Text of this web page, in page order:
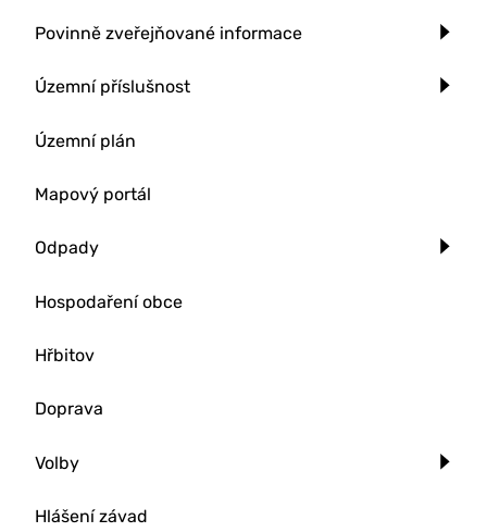
Povinně zveřejňované informace
Územní příslušnost
Územní plán
Mapový portál
Odpady
Hospodaření obce
Hřbitov
Doprava
Volby
Hlášení závad